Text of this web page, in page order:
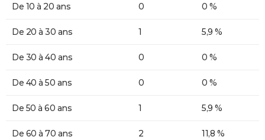
De 10 à 20 ans 0 0 %
De 20 à 30 ans 1 5,9 %
De 30 à 40 ans 0 0 %
De 40 à 50 ans 0 0 %
De 50 à 60 ans 1 5,9 %
De 60 à 70 ans 2 11,8 %